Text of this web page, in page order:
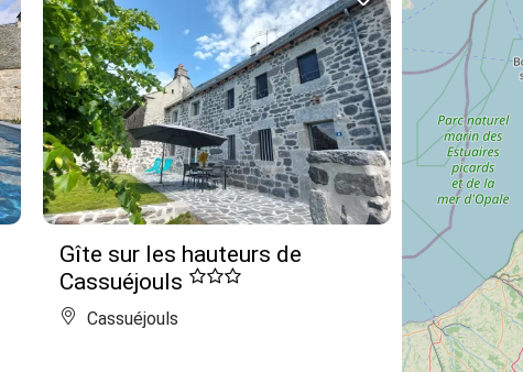
Gîte sur les hauteurs de
Cassuéjouls
Cassuéjouls